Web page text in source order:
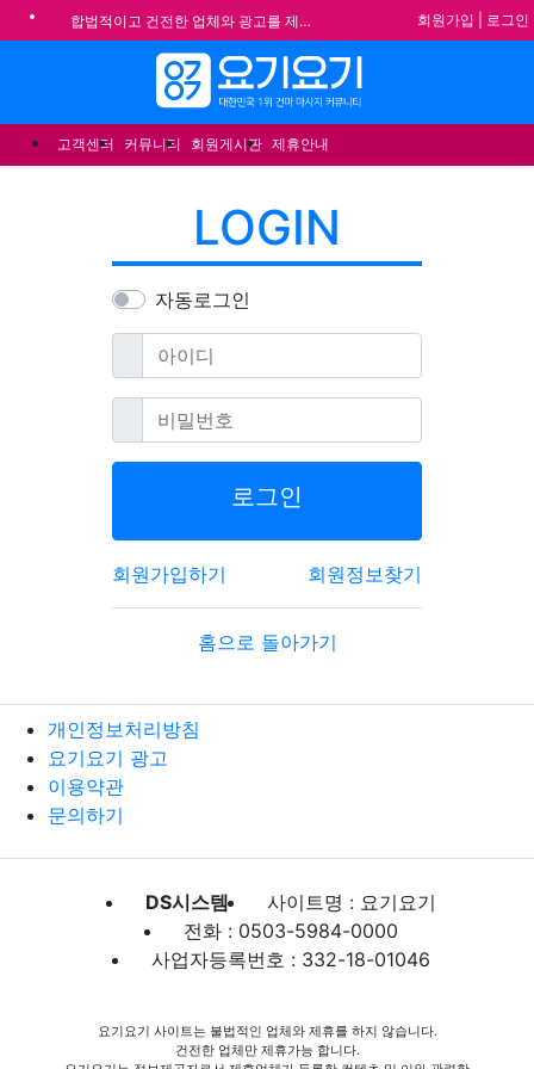
합법적이고 건전한 업체와 광고를 제휴합니다.
★요기요기 설 연휴 휴무 안내★
★ 요기요기 업체회원 안내사항 ★
불건전한 게시글은 삭제 및 회원탈퇴 됩니다.
회원가입 로그인
고객센터 커뮤니티 회원게시판 제휴안내
LOGIN
자동로그인
아이디필수
비밀번호필수
로그인
회원가입하기 회원정보찾기
홈으로 돌아가기
개인정보처리방침
요기요기 광고
이용약관
문의하기
DS시스템
사이트명 : 요기요기
전화 : 0503-5984-0000
사업자등록번호 : 332-18-01046
요기요기 사이트는 불법적인 업체와 제휴를 하지 않습니다.
건전한 업체만 제휴가능 합니다.